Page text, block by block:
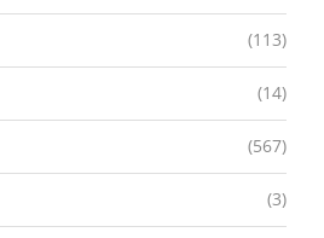
(113)
(14)
(567)
(3)